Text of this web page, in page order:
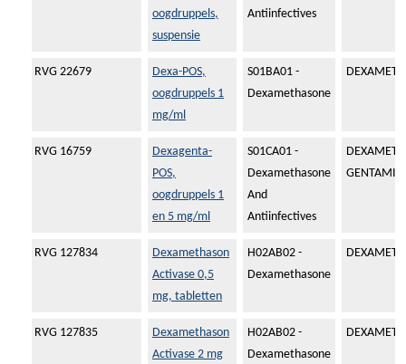
oogdruppels,
suspensie
Antiinfectives
RVG 22679
Dexa-POS,
oogdruppels 1
mg/ml
S01BA01 -
Dexamethasone
RVG 16759
Dexagenta-
POS,
oogdruppels 1
en 5 mg/ml
S01CA01 -
Dexamethasone
And
Antiinfectives
RVG 127834
Dexamethason
Activase 0,5
mg, tabletten
H02AB02 -
Dexamethasone
RVG 127835
Dexamethason
Activase 2 mg
H02AB02 -
Dexamethasone